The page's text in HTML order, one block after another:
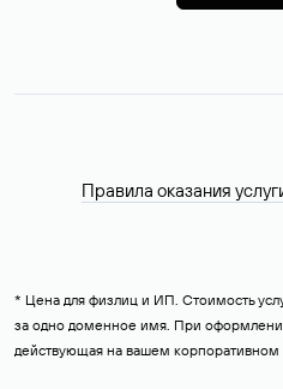
Правила оказания
* Цена для физлиц и ИП. Стоимость
за одно доменное имя. При
действующая на вашем